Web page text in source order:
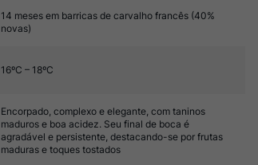
14 meses em barricas de carvalho francês (40%
novas)
16ºC – 18ºC
Encorpado, complexo e elegante, com taninos
maduros e boa acidez. Seu final de boca é
agradável e persistente, destacando-se por frutas
maduras e toques tostados